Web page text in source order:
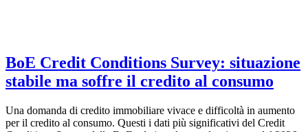
BoE Credit Conditions Survey: situazione
stabile ma soffre il credito al consumo
Una domanda di credito immobiliare vivace e difficoltà in aumento
per il credito al consumo. Questi i dati più significativi del Credit